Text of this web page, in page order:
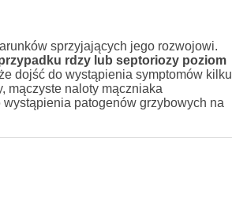
sprzyjających jego rozwojowi.
rdzy lub septoriozy poziom
dojść do wystąpienia symptomów kilku
mączyste naloty mączniaka
patogenów grzybowych na